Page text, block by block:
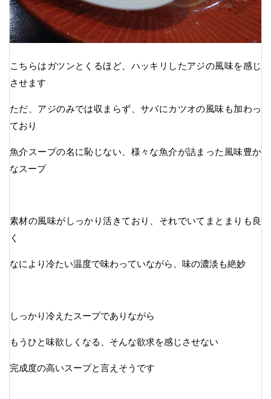
こちらはガツンとくるほど、ハッキリしたアジの風味を感じ
させます
ただ、アジのみでは収まらず、サバにカツオの風味も加わっ
ており
魚介スープの名に恥じない、様々な魚介が詰まった風味豊か
なスープ
素材の風味がしっかり活きており、それでいてまとまりも良
く
なにより冷たい温度で味わっていながら、味の濃淡も絶妙
しっかり冷えたスープでありながら
もうひと味欲しくなる、そんな欲求を感じさせない
完成度の高いスープと言えそうです